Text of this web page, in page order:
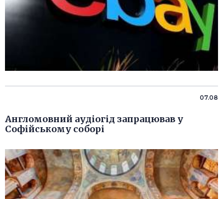
07.08
Англомовний аудіогід запрацював у
Софійському соборі